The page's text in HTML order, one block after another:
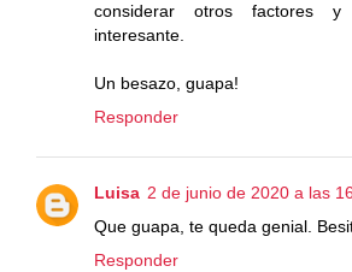
considerar otros factores
interesante.
Un besazo, guapa!
Responder
Luisa 2 de junio de 2020 a las
Que guapa, te queda genial.
Responder